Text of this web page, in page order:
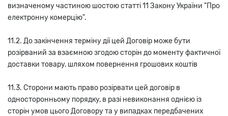
визначеному частиною шостою статті 11 Закону України "Про
електронну комерцію".
11.2. До закінчення терміну дії цей Договір може бути
розірваний за взаємною згодою сторін до моменту фактичної
доставки товару, шляхом повернення грошових коштів
11.3. Сторони мають право розірвати цей договір в
односторонньому порядку, в разі невиконання однією із
сторін умов цього Договору та у випадках передбачених